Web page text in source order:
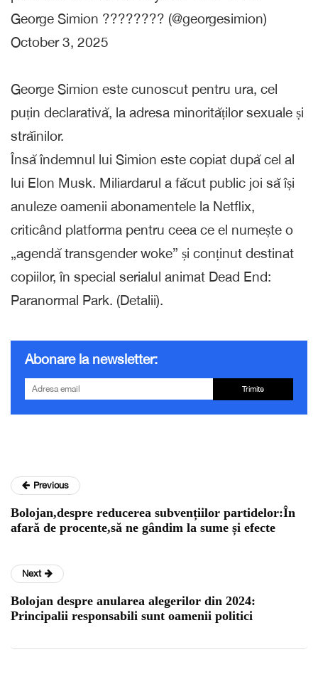
George Simion ???????? (@georgesimion)
October 3, 2025
George Simion este cunoscut pentru ura, cel
puțin declarativă, la adresa minorităților sexuale și
străinilor.
Însă îndemnul lui Simion este copiat după cel al
lui Elon Musk. Miliardarul a făcut public joi să își
anuleze oamenii abonamentele la Netflix,
criticând platforma pentru ceea ce el numește o
„agendă transgender woke” și conținut destinat
copiilor, în special serialul animat Dead End:
Paranormal Park. (Detalii).
Abonare la newsletter:
Trimite
Previous
Bolojan,despre reducerea subvențiilor partidelor:În
afară de procente,să ne gândim la sume și efecte
Next
Bolojan despre anularea alegerilor din 2024:
Principalii responsabili sunt oamenii politici